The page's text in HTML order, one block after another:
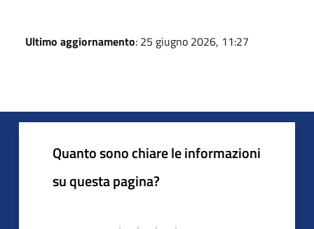
Ultimo aggiornamento: 25 giugno 2026, 11:27
Quanto sono chiare le informazioni
su questa pagina?